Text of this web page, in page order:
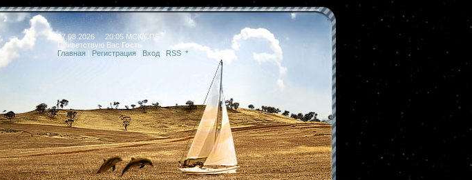
07.08.2026 20:05 МСК/СПБ
Приветствую Вас Гость
Главная | Регистрация | Вход RSS *